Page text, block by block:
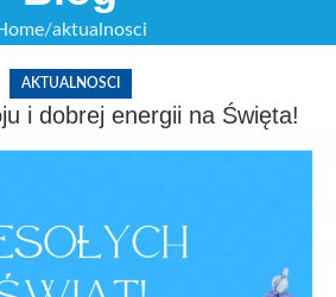
aktualnosci
AKTUALNOSCI
i dobrej energii na Święta!